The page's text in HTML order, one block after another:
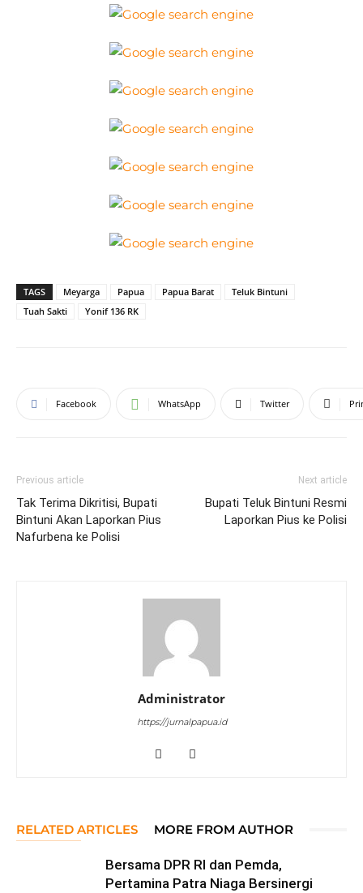
TAGS Meyarga Papua Papua Barat
Teluk Bintuni
Tuah Sakti
Yonif 136 RK
Facebook WhatsApp Twitter
Previous article
Tak Terima Dikritisi, Bupati
Bintuni Akan Laporkan Pius
Nafurbena ke Polisi
Next article
Bupati Teluk Bintuni Resmi
Laporkan Pius ke Polisi
Administrator
https://jurnalpapua.id
RELATED ARTICLES MORE FROM AUTHOR
Bersama DPR RI dan Pemda,
Pertamina Patra Niaga Bersinergi